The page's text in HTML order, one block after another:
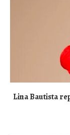
Lina Bautista